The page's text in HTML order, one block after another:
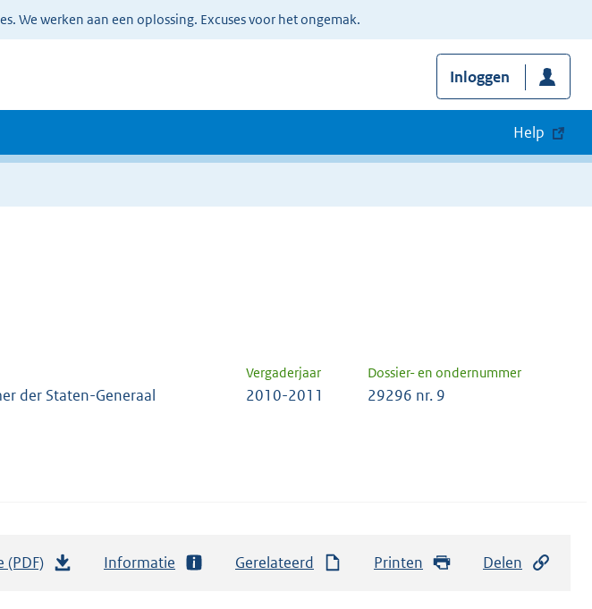
We werken aan een oplossing. Excuses voor het ongemak.
Inloggen
Help
Vergaderjaar Dossier- en ondernummer
der Staten-Generaal 2010-2011 29296 nr. 9
(PDF) Informatie Gerelateerd Printen Delen